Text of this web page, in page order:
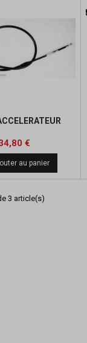
€
au panier
3 article(s)